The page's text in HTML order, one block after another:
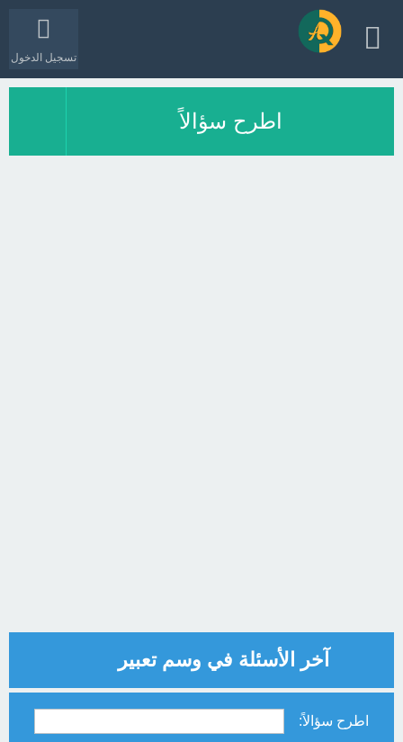
تسجيل الدخول
اطرح سؤالاً
آخر الأسئلة في وسم تعبير
اطرح سؤالاً: